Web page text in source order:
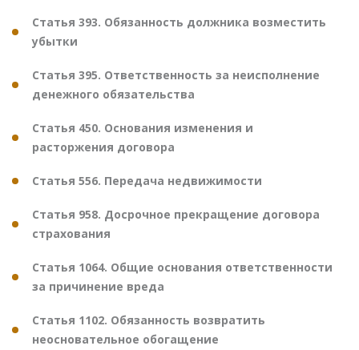
Статья 393. Обязанность должника возместить
убытки
Статья 395. Ответственность за неисполнение
денежного обязательства
Статья 450. Основания изменения и
расторжения договора
Статья 556. Передача недвижимости
Статья 958. Досрочное прекращение договора
страхования
Статья 1064. Общие основания ответственности
за причинение вреда
Статья 1102. Обязанность возвратить
неосновательное обогащение